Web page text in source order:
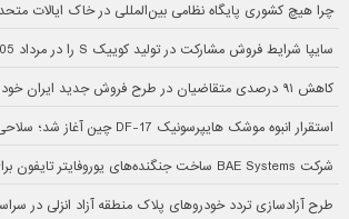
چرا هیچ کشوری پایگاه نظامی بین‌المللی در خاک ایالات
سایپا شرایط فروش مشارکت در تولید کوییک S را در مرداد 1405 اعلام کرد
کاهش ۹۱ درصدی متقاضیان در طرح فروش جدید ایران خودرو
استقرار انبوه موشک هایپرسونیک DF-17 چین آغاز شد؛ سلاحی با رهگیری بسیار دشوار
شرکت BAE Systems ساخت جنگنده‌های یوروفایتر تایفون برای ترکیه را کلید زد
طرح آزادسازی تردد خودروهای پلاک منطقه آزاد انزلی در